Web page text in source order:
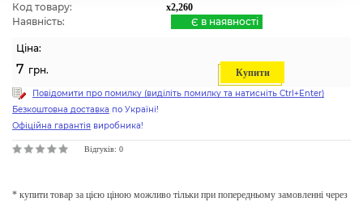
Код товару: x2,260
Наявність: Є в наявності
Ціна:
7 грн. Купити
Повідомити про помилку (виділіть помилку та натисніть Ctrl+Enter)
Безкоштовна доставка по Україні!
Офіційна гарантія виробника!
Відгуків: 0
* купити товар за цією ціною можливо тільки при попередньому замовленні через